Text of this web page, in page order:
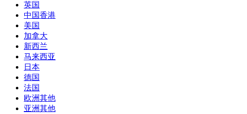
英国
中国香港
美国
加拿大
新西兰
马来西亚
日本
德国
法国
欧洲其他
亚洲其他